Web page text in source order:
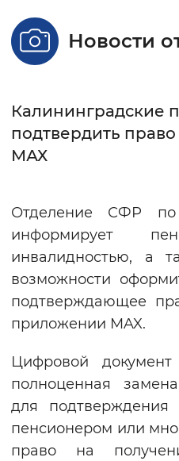
Стандартный
Без
Монохромный
Включены
Воспроизвести
Новости
Калининградские
подтвердить
МАХ
Отделение СФР по
информирует
инвалидностью, а
возможности
подтверждающее
приложении MAX.
Цифровой
полноценная
для подтверждения
пенсионером или
право на